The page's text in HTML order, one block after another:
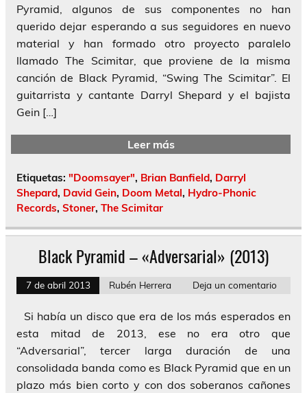
Pyramid, algunos de sus componentes no han
querido dejar esperando a sus seguidores en nuevo
material y han formado otro proyecto paralelo
llamado The Scimitar, que proviene de la misma
canción de Black Pyramid, “Swing The Scimitar”. El
guitarrista y cantante Darryl Shepard y el bajista
Gein […]
Leer más
Etiquetas: "Doomsayer", Brian Banfield, Darryl
Shepard, David Gein, Doom Metal, Hydro-Phonic
Records, Stoner, The Scimitar
Black Pyramid – «Adversarial» (2013)
7 de abril 2013 Rubén Herrera Deja un comentario
Si había un disco que era de los más esperados en
esta mitad de 2013, ese no era otro que
“Adversarial”, tercer larga duración de una
consolidada banda como es Black Pyramid que en un
plazo más bien corto y con dos soberanos cañones